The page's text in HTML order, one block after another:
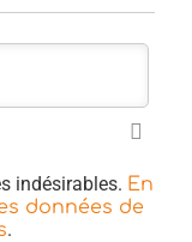
indésirables. En
données de
.